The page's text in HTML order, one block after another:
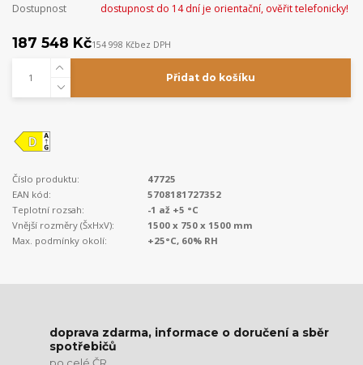
Dostupnost dostupnost do 14 dní je orientační, ověřit telefonicky!
187 548 Kč154 998 Kčbez DPH
Přidat do košíku
Číslo produktu:
47725
EAN kód:
5708181727352
Teplotní rozsah:
-1 až +5 °C
Vnější rozměry (ŠxHxV):
1500 x 750 x 1500 mm
Max. podmínky okolí:
+25°C, 60% RH
doprava zdarma, informace o doručení a sběr
spotřebičů